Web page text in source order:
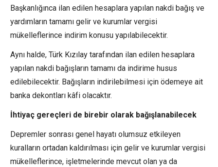
Başkanlığınca ilan edilen hesaplara yapılan nakdi bağış ve
yardımların tamamı gelir ve kurumlar vergisi
mükelleflerince indirim konusu yapılabilecektir.
Aynı halde, Türk Kızılay tarafından ilan edilen hesaplara
yapılan nakdi bağışların tamamı da indirime husus
edilebilecektir. Bağışların indirilebilmesi için ödemeye ait
banka dekontları kâfi olacaktır.
İhtiyaç gereçleri de birebir olarak bağışlanabilecek
Depremler sonrası genel hayatı olumsuz etkileyen
kuralların ortadan kaldırılması için gelir ve kurumlar vergisi
mükelleflerince, işletmelerinde mevcut olan ya da